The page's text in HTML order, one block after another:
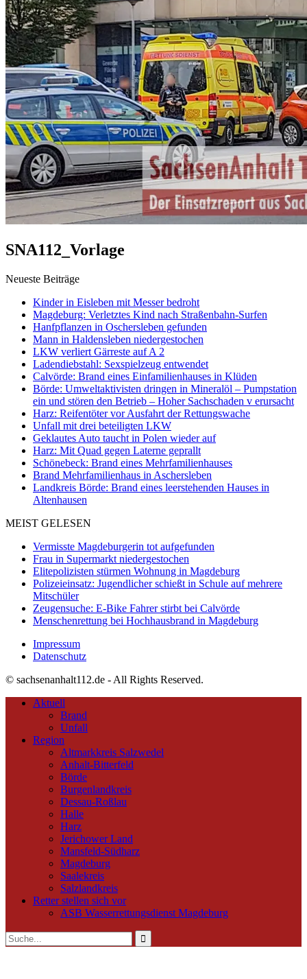
SNA112_Vorlage
Neueste Beiträge
Kinder in Eisleben mit Messer bedroht
Magdeburg: Verletztes Kind nach Straßenbahn-Surfen
Hanfpflanzen in Oschersleben gefunden
Mann in Haldensleben niedergestochen
LKW verliert Gärreste auf A 2
Ladendiebstahl: Sexspielzeug entwendet
Calvörde: Brand eines Einfamilienhauses in Klüden
Börde: Umweltaktivisten dringen in Mineralöl – Pumpstation
ein und stören den Betrieb – Hoher Sachschaden v erursacht
Harz: Reifentöter vor Ausfahrt der Rettungswache
Unfall mit drei beteiligten LKW
Geklautes Auto taucht in Polen wieder auf
Harz: Mit Quad gegen Laterne geprallt
Schönebeck: Brand eines Mehrfamilienhauses
Brand Mehrfamilienhaus in Aschersleben
Landkreis Börde: Brand eines leerstehenden Hauses in
Altenhausen
MEIST GELESEN
Vermisste Magdeburgerin tot aufgefunden
Frau in Supermarkt niedergestochen
Elitepolizisten stürmen Wohnung in Magdeburg
Polizeieinsatz: Jugendlicher schießt in Schule auf mehrere
Mitschüler
Zeugensuche: E-Bike Fahrer stirbt bei Calvörde
Menschenrettung bei Hochhausbrand in Magdeburg
Impressum
Datenschutz
© sachsenanhalt112.de - All Rights Reserved.
Aktuell
Brand
Unfall
Region
Altmarkkreis Salzwedel
Anhalt-Bitterfeld
Börde
Burgenlandkreis
Dessau-Roßlau
Halle
Harz
Jerichower Land
Mansfeld-Südharz
Magdeburg
Saalekreis
Salzlandkreis
Retter stellen sich vor
ASB Wasserrettungsdienst Magdeburg